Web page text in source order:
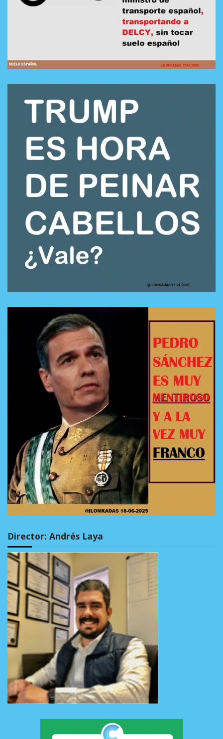
Director: Andrés Laya